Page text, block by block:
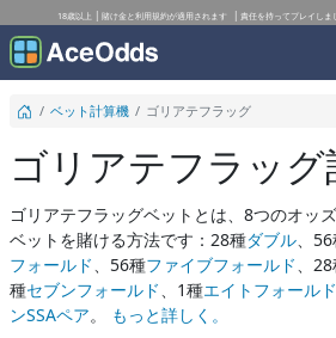
18歳以上 賭け金と利用規約が適用されます 責任を持ってプレイしま
ベット計算機 ゴリアテフラッグ
ゴリアテフラッグ
ゴリアテフラッグベットとは、8つのオッ
ベットを賭ける方法です：28種ダブル 、
フォールド
、56種ファイブフォールド 、
種セブンフォールド 、1種エイトフォールド
ンSSAペア。
もっと詳しく。